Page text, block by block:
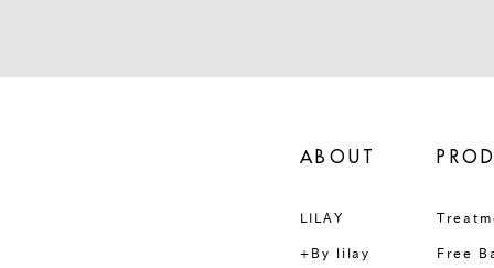
ABOUT
LILAY
+By lilay Free